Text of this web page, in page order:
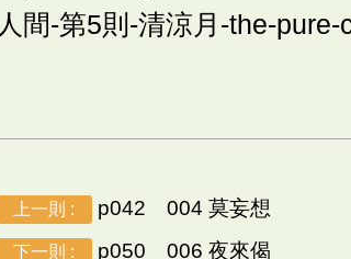
人間-第5則-清涼月-the-
上一則 : p042 004 莫妄想
下一則 : p050 006 夜來偈